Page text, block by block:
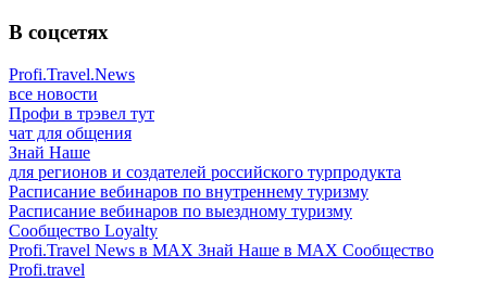
В соцсетях
Profi.Travel.News
все новости
Профи в трэвел тут
чат для общения
Знай Наше
для регионов и создателей российского турпродукта
Расписание вебинаров по внутреннему туризму
Расписание вебинаров по выездному туризму
Сообщество Loyalty
Profi.Travel News в MAX Знай Наше в MAX Сообщество
Profi.travel